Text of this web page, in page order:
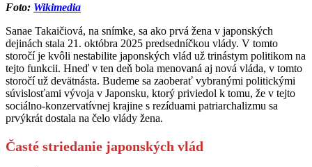
Foto: Wikimedia
Sanae Takaičiová, na snímke, sa ako prvá žena v japonských
dejinách stala 21. októbra 2025 predsedníčkou vlády. V tomto
storočí je kvôli nestabilite japonských vlád už trinástym politikom na
tejto funkcii. Hneď v ten deň bola menovaná aj nová vláda, v tomto
storočí už devätnásta. Budeme sa zaoberať vybranými politickými
súvislosťami vývoja v Japonsku, ktorý priviedol k tomu, že v tejto
sociálno-konzervatívnej krajine s rezíduami patriarchalizmu sa
prvýkrát dostala na čelo vlády žena.
Časté striedanie japonských vlád